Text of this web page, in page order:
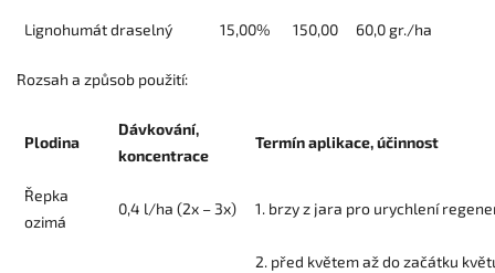
Lignohumát draselný 15,00% 150,00 60,0 gr./ha
Rozsah a způsob použití:
Plodina
Dávkování,
koncentrace
Termín aplikace, účinnost
Řepka
ozimá
0,4 l/ha (2x – 3x) 1. brzy z jara pro urychlení
2. před květem až do začátku